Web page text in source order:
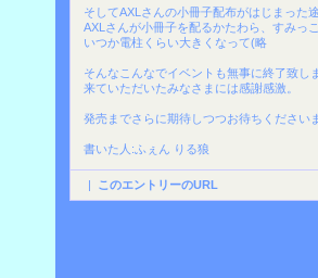
そしてAXLさんの小冊子配布がはじまった
AXLさんが小冊子を配るかたわら、すみっ
いつか電柱くらい大きくなって(略
そんなこんなでイベントも無事に終了致し
来ていただいたみなさまには感謝感激。
発売までさらに期待しつつお待ちください
書いた人:ふぇん りる狼
| このエントリーのURL